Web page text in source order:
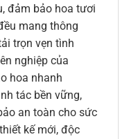
đảm bảo hoa tươi
mang thông
trọn vẹn tình
nghiệp của
hoa nhanh
tác bền vững,
an toàn cho sức
kế mới, độc